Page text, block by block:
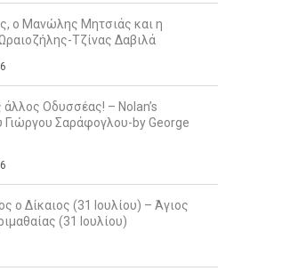
ο Μανώλης Μητσιάς και η
Τζίνας Δαβιλά
άλλος Οδυσσέας! – Nolan’s
Γιώργου Σαράφογλου-by George
ο Δίκαιος (31 Ιουλίου) – Άγιος
(31 Ιουλίου)